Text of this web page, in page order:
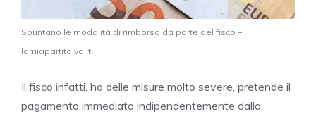
Spuntano le modalità di rimborso da parte del fisco –
lamiapartitaiva.it
Il fisco infatti, ha delle misure molto severe, pretende il
pagamento immediato indipendentemente dalla